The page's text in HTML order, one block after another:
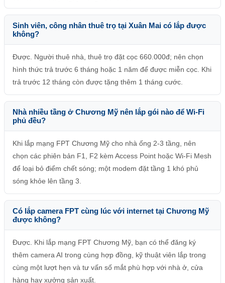
Sinh viên, công nhân thuê trọ tại Xuân Mai có lắp được
không?
Được. Người thuê nhà, thuê trọ đặt cọc 660.000đ; nên chọn
hình thức trả trước 6 tháng hoặc 1 năm để được miễn cọc. Khi
trả trước 12 tháng còn được tặng thêm 1 tháng cước.
Nhà nhiều tầng ở Chương Mỹ nên lắp gói nào để Wi-Fi
phủ đều?
Khi lắp mạng FPT Chương Mỹ cho nhà ống 2-3 tầng, nên
chọn các phiên bản F1, F2 kèm Access Point hoặc Wi-Fi Mesh
để loại bỏ điểm chết sóng; một modem đặt tầng 1 khó phủ
sóng khỏe lên tầng 3.
Có lắp camera FPT cùng lúc với internet tại Chương Mỹ
được không?
Được. Khi lắp mạng FPT Chương Mỹ, bạn có thể đăng ký
thêm camera AI trong cùng hợp đồng, kỹ thuật viên lắp trong
cùng một lượt hẹn và tư vấn số mắt phù hợp với nhà ở, cửa
hàng hay xưởng sản xuất.